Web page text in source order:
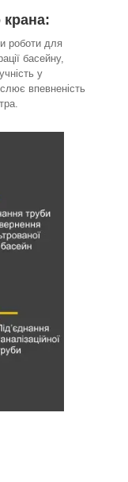
роботи для
басейну,
у
впевненість